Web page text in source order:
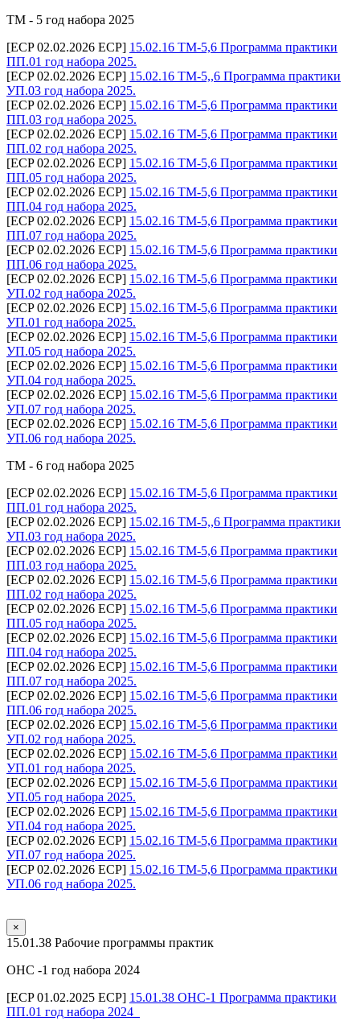
ТМ - 5 год набора 2025
[ECP 02.02.2026 ECP] 15.02.16 ТМ-5,6 Программа практики
ПП.01 год набора 2025.
[ECP 02.02.2026 ECP] 15.02.16 ТМ-5,,6 Программа практики
УП.03 год набора 2025.
[ECP 02.02.2026 ECP] 15.02.16 ТМ-5,6 Программа практики
ПП.03 год набора 2025.
[ECP 02.02.2026 ECP] 15.02.16 ТМ-5,6 Программа практики
ПП.02 год набора 2025.
[ECP 02.02.2026 ECP] 15.02.16 ТМ-5,6 Программа практики
ПП.05 год набора 2025.
[ECP 02.02.2026 ECP] 15.02.16 ТМ-5,6 Программа практики
ПП.04 год набора 2025.
[ECP 02.02.2026 ECP] 15.02.16 ТМ-5,6 Программа практики
ПП.07 год набора 2025.
[ECP 02.02.2026 ECP] 15.02.16 ТМ-5,6 Программа практики
ПП.06 год набора 2025.
[ECP 02.02.2026 ECP] 15.02.16 ТМ-5,6 Программа практики
УП.02 год набора 2025.
[ECP 02.02.2026 ECP] 15.02.16 ТМ-5,6 Программа практики
УП.01 год набора 2025.
[ECP 02.02.2026 ECP] 15.02.16 ТМ-5,6 Программа практики
УП.05 год набора 2025.
[ECP 02.02.2026 ECP] 15.02.16 ТМ-5,6 Программа практики
УП.04 год набора 2025.
[ECP 02.02.2026 ECP] 15.02.16 ТМ-5,6 Программа практики
УП.07 год набора 2025.
[ECP 02.02.2026 ECP] 15.02.16 ТМ-5,6 Программа практики
УП.06 год набора 2025.
ТМ - 6 год набора 2025
[ECP 02.02.2026 ECP] 15.02.16 ТМ-5,6 Программа практики
ПП.01 год набора 2025.
[ECP 02.02.2026 ECP] 15.02.16 ТМ-5,,6 Программа практики
УП.03 год набора 2025.
[ECP 02.02.2026 ECP] 15.02.16 ТМ-5,6 Программа практики
ПП.03 год набора 2025.
[ECP 02.02.2026 ECP] 15.02.16 ТМ-5,6 Программа практики
ПП.02 год набора 2025.
[ECP 02.02.2026 ECP] 15.02.16 ТМ-5,6 Программа практики
ПП.05 год набора 2025.
[ECP 02.02.2026 ECP] 15.02.16 ТМ-5,6 Программа практики
ПП.04 год набора 2025.
[ECP 02.02.2026 ECP] 15.02.16 ТМ-5,6 Программа практики
ПП.07 год набора 2025.
[ECP 02.02.2026 ECP] 15.02.16 ТМ-5,6 Программа практики
ПП.06 год набора 2025.
[ECP 02.02.2026 ECP] 15.02.16 ТМ-5,6 Программа практики
УП.02 год набора 2025.
[ECP 02.02.2026 ECP] 15.02.16 ТМ-5,6 Программа практики
УП.01 год набора 2025.
[ECP 02.02.2026 ECP] 15.02.16 ТМ-5,6 Программа практики
УП.05 год набора 2025.
[ECP 02.02.2026 ECP] 15.02.16 ТМ-5,6 Программа практики
УП.04 год набора 2025.
[ECP 02.02.2026 ECP] 15.02.16 ТМ-5,6 Программа практики
УП.07 год набора 2025.
[ECP 02.02.2026 ECP] 15.02.16 ТМ-5,6 Программа практики
УП.06 год набора 2025.
×
15.01.38 Рабочие программы практик
ОНС -1 год набора 2024
[ECP 01.02.2025 ECP] 15.01.38 ОНС-1 Программа практики
ПП.01 год набора 2024_